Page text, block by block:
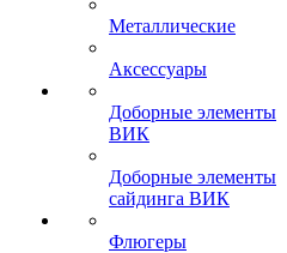
Металлические
Аксессуары
Доборные элементы
ВИК
Доборные элементы
сайдинга ВИК
Флюгеры